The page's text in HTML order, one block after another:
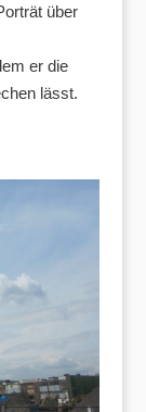
über
er die
lässt.